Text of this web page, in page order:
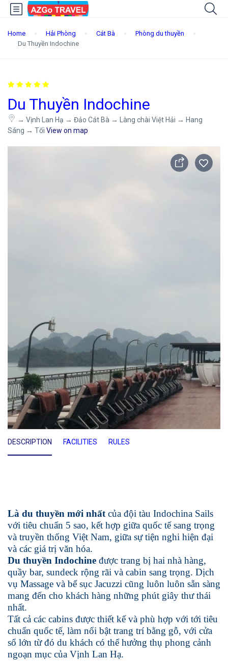
Home Hải Phòng Cát Bà
Phòng du thuyền
Du Thuyền Indochine
Du Thuyền Indochine
→ Vịnh Lan Hạ → Đảo Cát Bà → Làng chài Việt Hải → Hang
Sáng → Tối View on map
DESCRIPTION FACILITIES RULES
Là du thuyền mới nhất của đội tàu Indochina Sails
với tiêu chuẩn 5 sao, kết hợp giữa quốc tế sang trọng
và truyền thống Việt Nam, giữa sự tiện nghi hiện đại
và các giá trị văn hóa.
Du thuyền Indochine được trang bị hai nhà hàng,
quầy bar, sundeck rộng rãi và cabin sang trọng. Dịch
vụ Massage và bể sục Jacuzzi cũng luôn luôn sẵn sàng
mang đến cho khách hàng những phút giây thư thái
nhất.
Tất cả các cabins được thiết kế và phù hợp với tới tiêu
chuẩn quốc tế, làm nổi bật trang trí bằng gỗ, với cửa
sổ lớn từ đó du khách có thể hưởng thụ phong cảnh
ngoạn mục của Vịnh Lan Hạ.